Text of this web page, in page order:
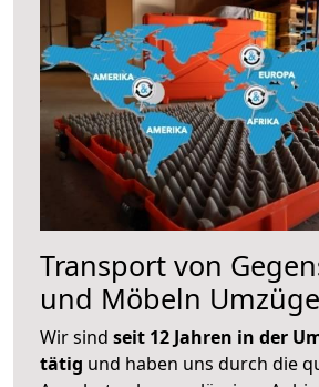
Transport von
und Möbeln
Wir sind seit 12 Jahren in der
tätig und haben uns durch die